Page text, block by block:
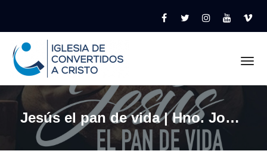
Jesús el pan de vida | Hno. Josué Mallén